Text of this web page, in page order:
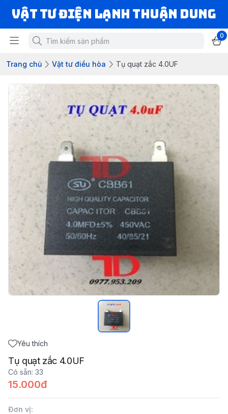
VẬT TƯ ĐIỆN LẠNH THUẬN DUNG
0
Trang chủ Vật tư điều hòa Tụ quạt zắc 4.0UF
Yêu thích
Tụ quạt zắc 4.0UF
Có sẵn: 33
15.000đ
Đơn vị: